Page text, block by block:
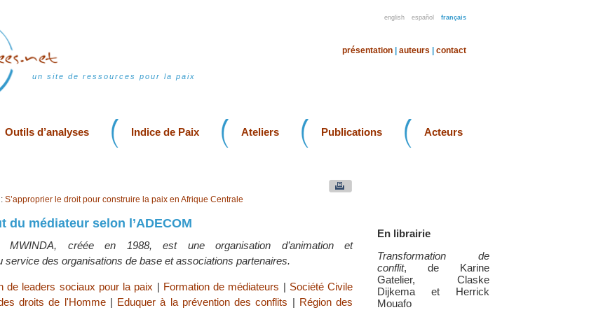
english español français
un site de ressources pour la paix
présentation auteurs contact
Outils d’analyses Indice de Paix Ateliers Publications Acteurs
En librairie
Transformation de
conflit, de Karine
Gatelier, Claske
Dijkema et Herrick
Mouafo
S’approprier le droit pour construire la paix en Afrique Centrale
du médiateur selon l’ADECOM
MWINDA, créée en 1988, est une organisation d’animation et
service des organisations de base et associations partenaires.
de leaders sociaux pour la paix | Formation de médiateurs | Société Civile
droits de l'Homme| Eduquer à la prévention des conflits | Région des